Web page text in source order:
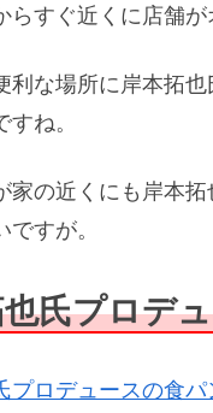
らすぐ近くに店舗が
利な場所に岸本拓
ね。
家の近くにも岸本
ですが。
氏プロデ
プロデュースの食